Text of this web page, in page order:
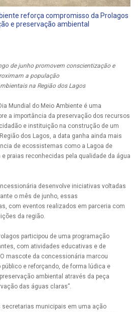
reforça compromisso da Prolagos
e preservação ambiental
de junho promovem conscientização e
a população
na Região dos Lagos
Mundial do Meio Ambiente é uma
a importância da preservação dos recursos
e instituição na construção de um
dos Lagos, a data ganha ainda mais
de ecossistemas como a Lagoa de
praias reconhecidas pela qualidade da água
desenvolve iniciativas voltadas
o mês de junho, essas
com eventos realizados em parceria com
da região.
participou de uma programação
com atividades educativas e de
O mascote da concessionária marcou
e reforçando, de forma lúdica e
ambiental através da peça
das águas claras”.
municipais em uma ação